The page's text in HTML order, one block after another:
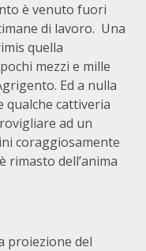
è venuto fuori
di lavoro. Una
quella
mezzi e mille
Ed a nulla
qualche cattiveria
ad un
coraggiosamente
rimasto dell’anima
proiezione del